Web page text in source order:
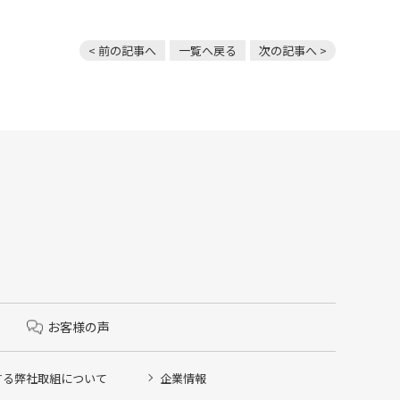
< 前の記事へ 一覧へ戻る 次の記事へ >
お客様の声
弊社取組について 企業情報